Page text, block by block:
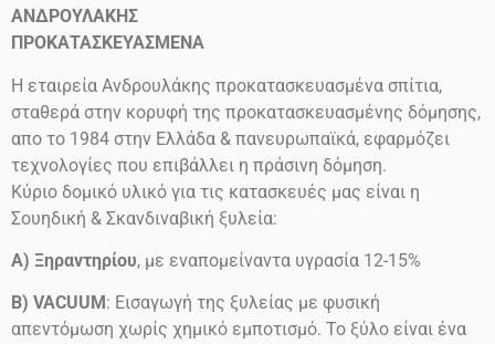
ΑΝΔΡΟΥΛΑΚΗΣ
ΠΡΟΚΑΤΑΣΚΕΥΑΣΜΕΝΑ
Η εταιρεία Ανδρουλάκης προκατασκευασμένα σπίτια,
σταθερά στην κορυφή της προκατασκευασμένης δόμησης,
απο το 1984 στην Ελλάδα & πανευρωπαϊκά, εφαρμόζει
τεχνολογίες που επιβάλλει η πράσινη δόμηση.
Κύριο δομικό υλικό για τις κατασκευές μας είναι η
Σουηδική & Σκανδιναβική ξυλεία:
Α) Ξηραντηρίου, με εναπομείναντα υγρασία 12-15%
Β) VACUUM : Εισαγωγή της ξυλείας με φυσική
απεντόμωση χωρίς χημικό εμποτισμό. Το ξύλο είναι ένα